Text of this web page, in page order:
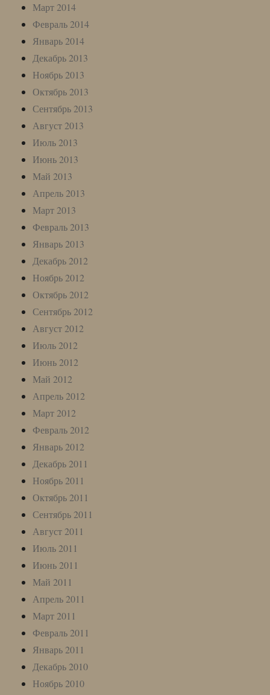
Март 2014
Февраль 2014
Январь 2014
Декабрь 2013
Ноябрь 2013
Октябрь 2013
Сентябрь 2013
Август 2013
Июль 2013
Июнь 2013
Май 2013
Апрель 2013
Март 2013
Февраль 2013
Январь 2013
Декабрь 2012
Ноябрь 2012
Октябрь 2012
Сентябрь 2012
Август 2012
Июль 2012
Июнь 2012
Май 2012
Апрель 2012
Март 2012
Февраль 2012
Январь 2012
Декабрь 2011
Ноябрь 2011
Октябрь 2011
Сентябрь 2011
Август 2011
Июль 2011
Июнь 2011
Май 2011
Апрель 2011
Март 2011
Февраль 2011
Январь 2011
Декабрь 2010
Ноябрь 2010